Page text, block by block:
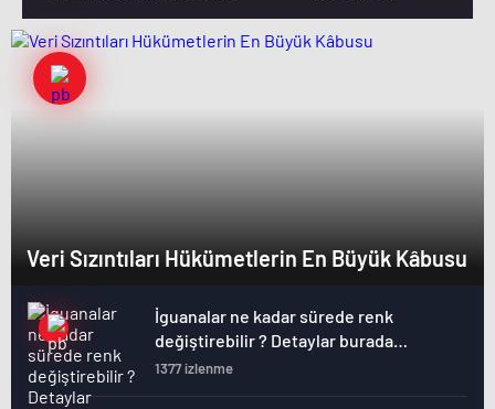
Veri Sızıntıları Hükümetlerin En Büyük Kâbusu
İguanalar ne kadar sürede renk
değiştirebilir ? Detaylar burada…
1377 izlenme